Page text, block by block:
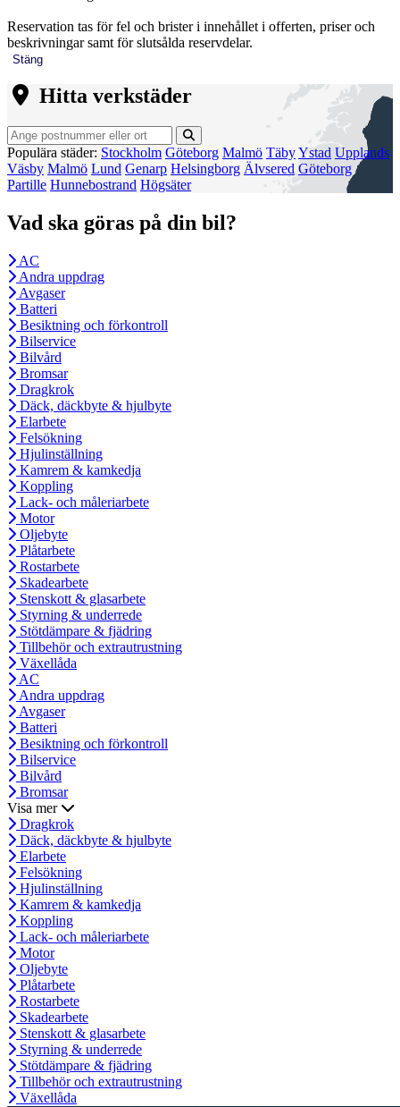
Reservation tas för fel och brister i innehållet i offerten, priser och
beskrivningar samt för slutsålda reservdelar.
Stäng
Hitta verkstäder
Populära städer: Stockholm Göteborg Malmö TäbyYstad Upplands
Väsby Malmö Lund Genarp Helsingborg Älvsered Göteborg
Partille Hunnebostrand Högsäter
Vad ska göras på din bil?
AC
Andra uppdrag
Avgaser
Batteri
Besiktning och förkontroll
Bilservice
Bilvård
Bromsar
Dragkrok
Däck, däckbyte & hjulbyte
Elarbete
Felsökning
Hjulinställning
Kamrem & kamkedja
Koppling
Lack- och måleriarbete
Motor
Oljebyte
Plåtarbete
Rostarbete
Skadearbete
Stenskott & glasarbete
Styrning & underrede
Stötdämpare & fjädring
Tillbehör och extrautrustning
Växellåda
AC
Andra uppdrag
Avgaser
Batteri
Besiktning och förkontroll
Bilservice
Bilvård
Bromsar
Visa mer
Dragkrok
Däck, däckbyte & hjulbyte
Elarbete
Felsökning
Hjulinställning
Kamrem & kamkedja
Koppling
Lack- och måleriarbete
Motor
Oljebyte
Plåtarbete
Rostarbete
Skadearbete
Stenskott & glasarbete
Styrning & underrede
Stötdämpare & fjädring
Tillbehör och extrautrustning
Växellåda